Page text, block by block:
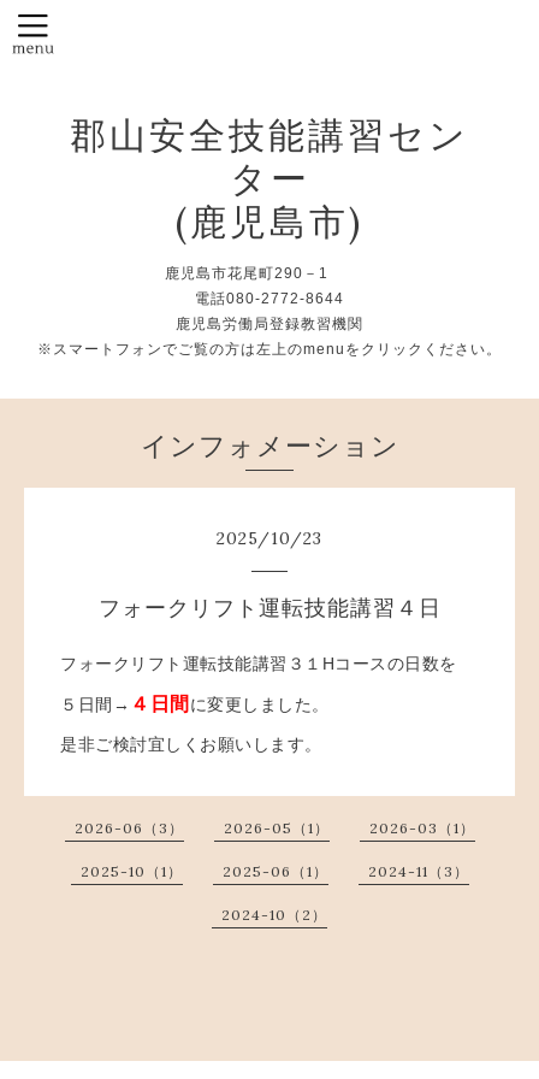
郡山安全技能講習セン
ター
(鹿児島市)
鹿児島市花尾町290－1
電話080-2772-8644
鹿児島労働局登録教習機関
※スマートフォンでご覧の方は左上のmenuをクリックください。
インフォメーション
2025/10/23
フォークリフト運転技能講習４日
フォークリフト運転技能講習３１Hコースの日数を
５日間→ ４日間 に変更しました。
是非ご検討宜しくお願いします。
2026-06（3） 2026-05（1） 2026-03（1）
2025-10（1） 2025-06（1） 2024-11（3）
2024-10（2）